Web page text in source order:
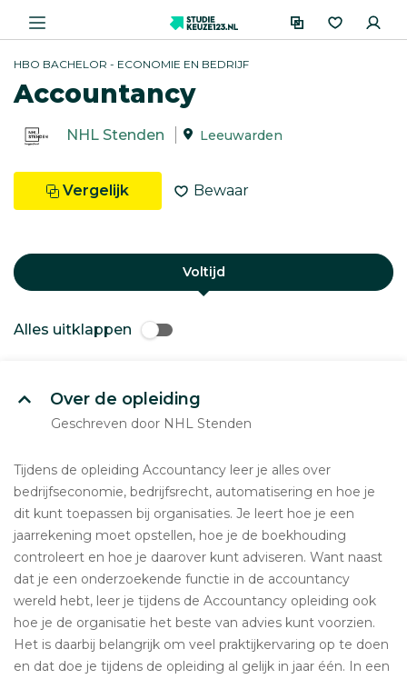
HBO BACHELOR - ECONOMIE EN BEDRIJF
Accountancy
NHL Stenden Leeuwarden
Vergelijk Bewaar
Voltijd
Alles uitklappen
Over de opleiding
Geschreven door NHL Stenden
Tijdens de opleiding Accountancy leer je alles over
bedrijfseconomie, bedrijfsrecht, automatisering en hoe je
dit kunt toepassen bij organisaties. Je leert hoe je een
jaarrekening moet opstellen, hoe je de boekhouding
controleert en hoe je daarover kunt adviseren. Want naast
dat je een onderzoekende functie in de accountancy
wereld hebt, leer je tijdens de Accountancy opleiding ook
hoe je de organisatie het beste van advies kunt voorzien.
Het is daarbij belangrijk om veel praktijkervaring op te doen
en dat doe je tijdens de opleiding al gelijk in jaar één. In een